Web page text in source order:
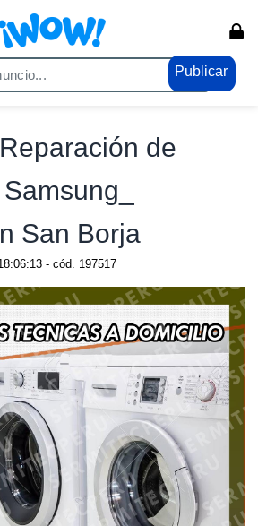
Publicar
masivo
de
San Borja
- cód. 197517